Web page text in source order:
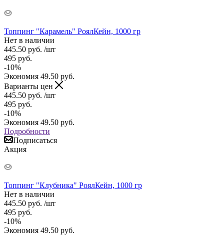
Топпинг "Карамель" РоялКейн, 1000 гр
Нет в наличии
445.50 руб. /шт
495 руб.
-10%
Экономия 49.50 руб.
Варианты цен
445.50 руб. /шт
495 руб.
-10%
Экономия 49.50 руб.
Подробности
Подписаться
Акция
Топпинг "Клубника" РоялКейн, 1000 гр
Нет в наличии
445.50 руб. /шт
495 руб.
-10%
Экономия 49.50 руб.